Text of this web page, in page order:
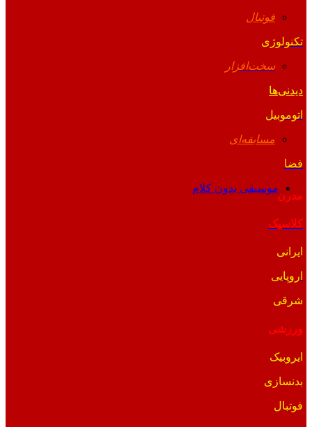
فوتبال
تکنولوژی
سخت‌افزار
دیدنی‌ها
اتوموبیل
مسابقه‌ای
فضا
موسیقی بدون کلام
مدرن
کلاسیک
ایرانی
اروپایی
شرقی
ورزشی
ایروبیک
بدنسازی
فوتبال